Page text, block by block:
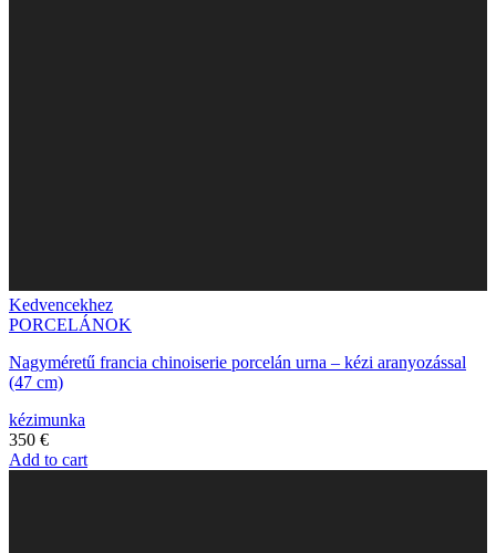
Kedvencekhez
PORCELÁNOK
Nagyméretű francia chinoiserie porcelán urna – kézi aranyozással
(47 cm)
kézimunka
350 €
Add to cart